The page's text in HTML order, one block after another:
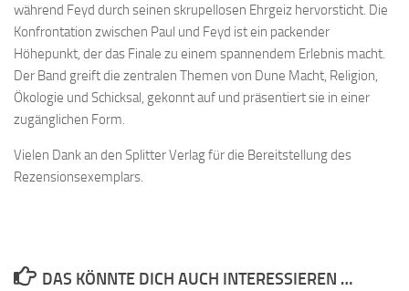
während Feyd durch seinen skrupellosen Ehrgeiz hervorsticht. Die
Konfrontation zwischen Paul und Feyd ist ein packender
Höhepunkt, der das Finale zu einem spannendem Erlebnis macht.
Der Band greift die zentralen Themen von Dune Macht, Religion,
Ökologie und Schicksal, gekonnt auf und präsentiert sie in einer
zugänglichen Form.
Vielen Dank an den Splitter Verlag für die Bereitstellung des
Rezensionsexemplars.
DAS KÖNNTE DICH AUCH INTERESSIEREN …